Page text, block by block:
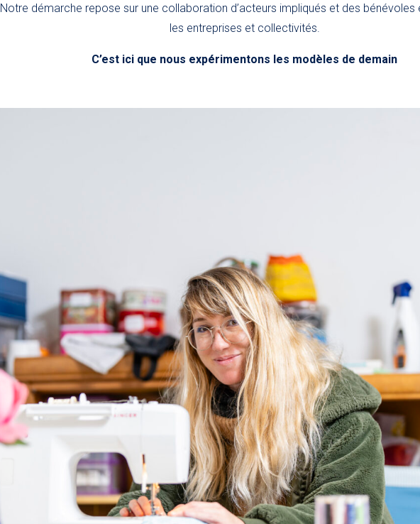
Notre démarche repose sur une collaboration d’acteurs impliqués et des bénévoles
les entreprises et collectivités.
C’est ici que nous expérimentons les modèles de demain